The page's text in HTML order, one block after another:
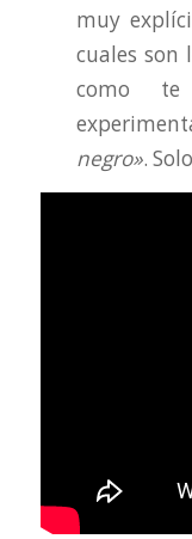
muy
cuales son
como
negro».